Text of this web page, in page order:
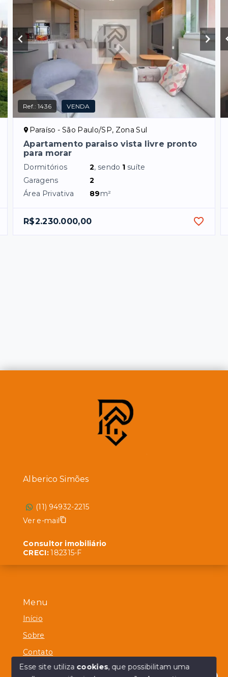
Ref.:1436 VENDA
Paraíso - São Paulo/SP, Zona Sul
Apartamento paraiso vista livre pronto
para morar
Dormitórios 2, sendo 1 suíte
Garagens
2
Área Privativa
89m²
R$2.230.000,00
Menu
Início
Sobre
Contato
Alberico Simões
(11) 94932-2215
Ver e-mail
Consultor imobiliário
CRECI:182315-F
Esse site utiliza cookies, que possibilitam uma